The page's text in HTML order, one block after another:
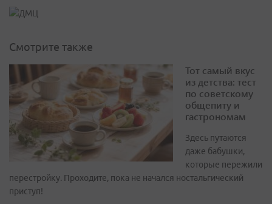
Смотрите также
Тот самый вкус
из детства: тест
по советскому
общепиту и
гастрономам
Здесь путаются
даже бабушки,
которые пережили
перестройку. Проходите, пока не начался ностальгический
приступ!